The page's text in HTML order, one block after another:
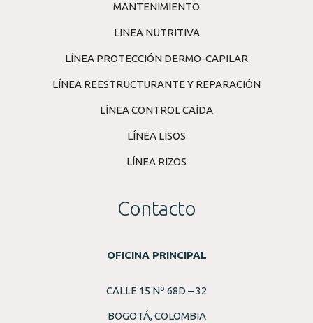
MANTENIMIENTO
LINEA NUTRITIVA
LÍNEA PROTECCIÓN DERMO-CAPILAR
LÍNEA REESTRUCTURANTE Y REPARACIÓN
LÍNEA CONTROL CAÍDA
LÍNEA LISOS
LÍNEA RIZOS
Contacto
OFICINA PRINCIPAL
CALLE 15 Nº 68D – 32
BOGOTÁ, COLOMBIA